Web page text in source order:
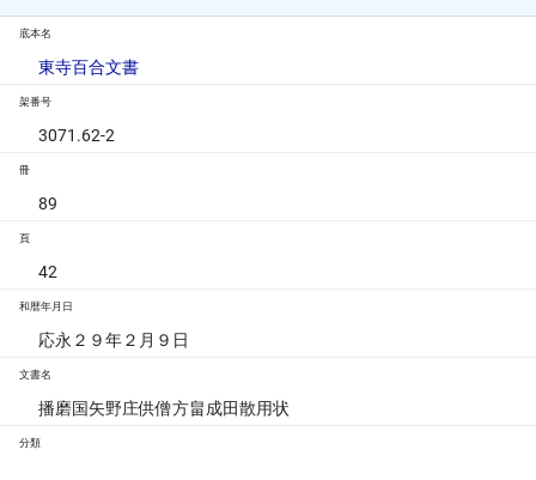
底本名
東寺百合文書
架番号
3071.62-2
冊
89
頁
42
和暦年月日
応永２９年２月９日
文書名
播磨国矢野庄供僧方畠成田散用状
分類